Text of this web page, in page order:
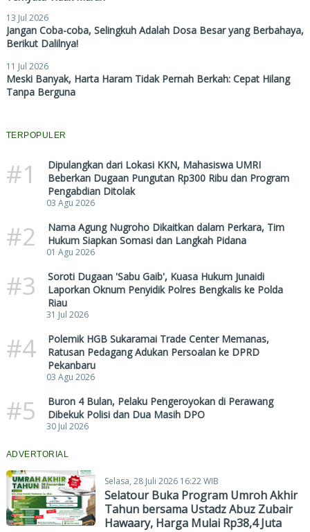
13 Jul 2026
Jangan Coba-coba, Selingkuh Adalah Dosa Besar yang Berbahaya,
Berikut Dalilnya!
11 Jul 2026
Meski Banyak, Harta Haram Tidak Pernah Berkah: Cepat Hilang
Tanpa Berguna
TERPOPULER
#1
Dipulangkan dari Lokasi KKN, Mahasiswa UMRI
Beberkan Dugaan Pungutan Rp300 Ribu dan Program
Pengabdian Ditolak
03 Agu 2026
#2
Nama Agung Nugroho Dikaitkan dalam Perkara, Tim
Hukum Siapkan Somasi dan Langkah Pidana
01 Agu 2026
#3
Soroti Dugaan 'Sabu Gaib', Kuasa Hukum Junaidi
Laporkan Oknum Penyidik Polres Bengkalis ke Polda
Riau
31 Jul 2026
#4
Polemik HGB Sukaramai Trade Center Memanas,
Ratusan Pedagang Adukan Persoalan ke DPRD
Pekanbaru
03 Agu 2026
#5
Buron 4 Bulan, Pelaku Pengeroyokan di Perawang
Dibekuk Polisi dan Dua Masih DPO
30 Jul 2026
ADVERTORIAL
Selasa, 28 Juli 2026 16:22 WIB
Selatour Buka Program Umroh Akhir
Tahun bersama Ustadz Abuz Zubair
Hawaary, Harga Mulai Rp38,4 Juta